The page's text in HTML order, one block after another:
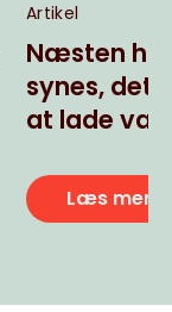
Artikel
Næsten
synes,
at lade
snacks
Læs mere